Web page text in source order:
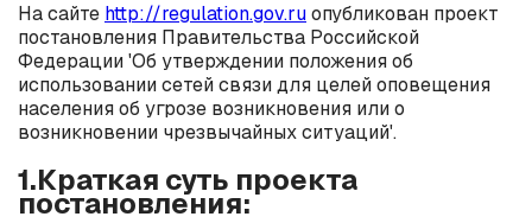
На сайте http://regulation.gov.ruопубликован проект
постановления Правительства Российской
Федерации 'Об утверждении положения об
использовании сетей связи для целей оповещения
населения об угрозе возникновения или о
возникновении чрезвычайных ситуаций'.
1.Краткая суть проекта
постановления: